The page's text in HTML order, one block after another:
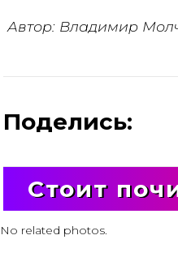
Автор: Владимир
Поделись:
Стоит
No related photos.